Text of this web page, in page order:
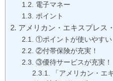
電子マネー
ポイント
アメリカン・エキスプレス
①ポイントが使いやすい
②付帯保険が充実！
③優待サービスが充実！
「アメリカン・エ